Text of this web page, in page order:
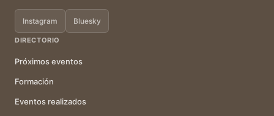
Instagram Bluesky
DIRECTORIO
Próximos eventos
Formación
Eventos realizados